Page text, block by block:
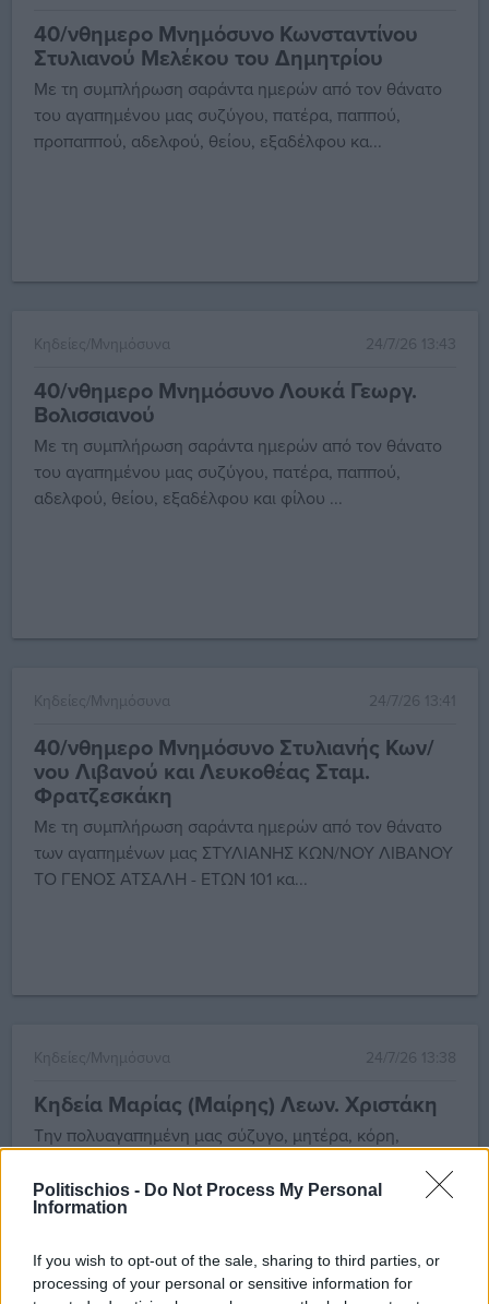
Politischios - Do Not Process My Personal
Information
If you wish to opt-out of the sale, sharing to third parties, or
processing of your personal or sensitive information for
40/νθημερο Μνημόσυνο Κωνσταντίνου
Στυλιανού Μελέκου του Δημητρίου
Με τη συμπλήρωση σαράντα ημερών από τον θάνατο
του αγαπημένου μας συζύγου, πατέρα, παππού,
προπαππού, αδελφού, θείου, εξαδέλφου κα...
Κηδείες/Μνημόσυνα 24/7/26 13:43
40/νθημερο Μνημόσυνο Λουκά Γεωργ.
Βολισσιανού
Με τη συμπλήρωση σαράντα ημερών από τον θάνατο
του αγαπημένου μας συζύγου, πατέρα, παππού,
αδελφού, θείου, εξαδέλφου και φίλου ...
Κηδείες/Μνημόσυνα 24/7/26 13:41
40/νθημερο Μνημόσυνο Στυλιανής Κων/
νου Λιβανού και Λευκοθέας Σταμ.
Φρατζεσκάκη
Με τη συμπλήρωση σαράντα ημερών από τον θάνατο
των αγαπημένων μας ΣΤΥΛΙΑΝΗΣ ΚΩΝ/ΝΟΥ ΛΙΒΑΝΟΥ
ΤΟ ΓΕΝΟΣ ΑΤΣΑΛΗ - ΕΤΩΝ 101 κα...
Κηδείες/Μνημόσυνα 24/7/26 13:38
Κηδεία Μαρίας (Μαίρης) Λεων. Χριστάκη
Την πολυαγαπημένη μας σύζυγο, μητέρα, κόρη,
(ΜΑΙΡΗ) ΛΕΩΝ. ΧΡΙΣΤΑΚΗ ΣΥΖΥΓΟ ΠΑΝΤ...